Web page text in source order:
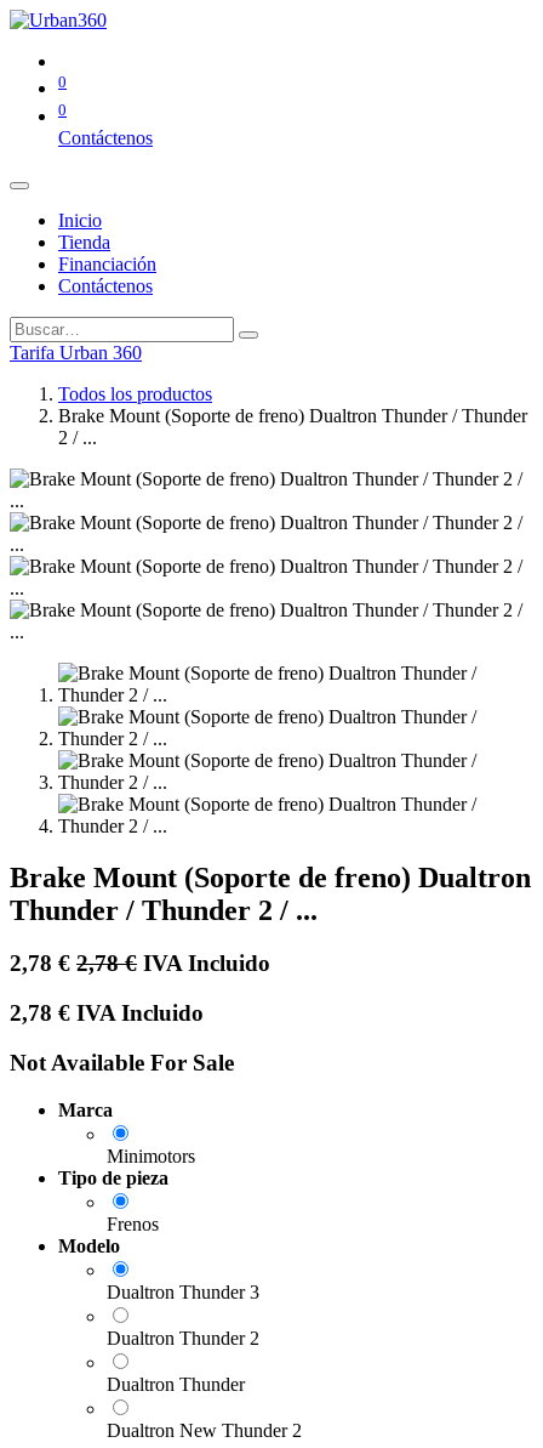
0
0
Contáctenos
Inicio
Tienda
Financiación
Contáctenos
Tarifa Urban 360
Todos los productos
Brake Mount (Soporte de freno) Dualtron Thunder / Thunder
2 / ...
Brake Mount (Soporte de freno) Dualtron
Thunder / Thunder 2 / ...
2,78 € 2,78€ IVA Incluido
2,78 € IVA Incluido
Not Available For Sale
Marca
Minimotors
Tipo de pieza
Frenos
Modelo
Dualtron Thunder 3
Dualtron Thunder 2
Dualtron Thunder
Dualtron New Thunder 2